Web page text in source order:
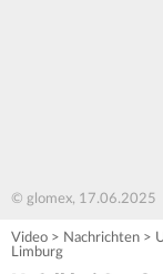
© glomex, 17.06.2025
Video > Nachrichten >
Limburg